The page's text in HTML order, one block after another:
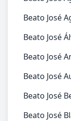
Beato José
Beato José
Beato José
Beato José
Beato José
Beato José